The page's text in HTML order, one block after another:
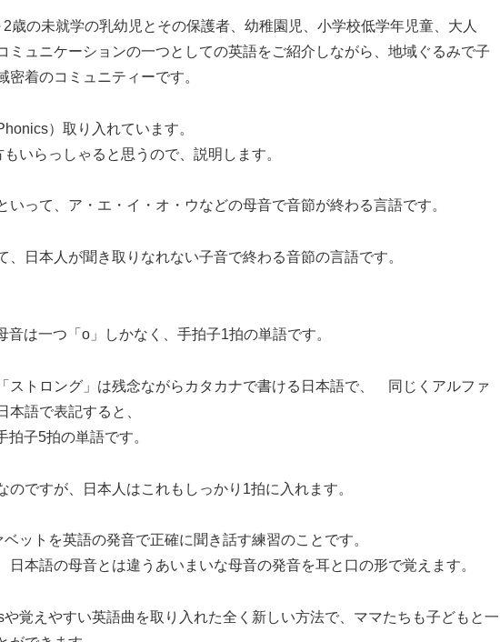
2歳の未就学の乳幼児とその保護者、幼稚園児、小学校低学年児童、大人
ミュニケーションの一つとしての英語をご紹介しながら、地域ぐるみで子
着のコミュニティーです。
）取り入れています。
いらっしゃると思うので、説明します。
って、ア・エ・イ・オ・ウなどの母音で音節が終わる言語です。
日本人が聞き取りなれない子音で終わる音節の言語です。
音は一つ「o」しかなく、手拍子1拍の単語です。
ストロング」は残念ながらカタカナで書ける日本語で、 同じくアルファ
語で表記すると、
子5拍の単語です。
のですが、日本人はこれもしっかり1拍に入れます。
ットを英語の発音で正確に聞き話す練習のことです。
日本語の母音とは違うあいまいな母音の発音を耳と口の形で覚えます。
覚えやすい英語曲を取り入れた全く新しい方法で、ママたちも子どもと一